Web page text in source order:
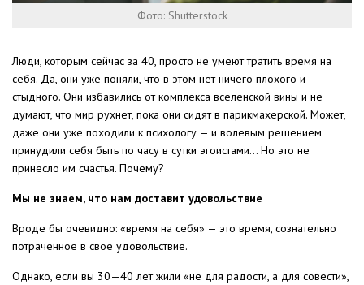
Фото: Shutterstock
Люди, которым сейчас за 40, просто не умеют тратить время на
себя. Да, они уже поняли, что в этом нет ничего плохого и
стыдного. Они избавились от комплекса вселенской вины и не
думают, что мир рухнет, пока они сидят в парикмахерской. Может,
даже они уже походили к психологу — и волевым решением
принудили себя быть по часу в сутки эгоистами… Но это не
принесло им счастья. Почему?
Мы не знаем, что нам доставит удовольствие
Вроде бы очевидно: «время на себя» — это время, сознательно
потраченное в свое удовольствие.
Однако, если вы 30—40 лет жили «не для радости, а для совести»,